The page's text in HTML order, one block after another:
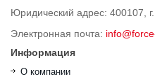
Юридический адрес: 400107,
Электронная почта:
Информация
О компании